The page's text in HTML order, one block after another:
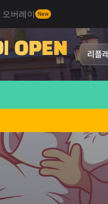
오버레이 New